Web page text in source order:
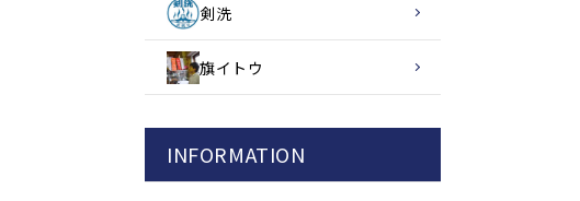
剣洗
旗イトウ
INFORMATION